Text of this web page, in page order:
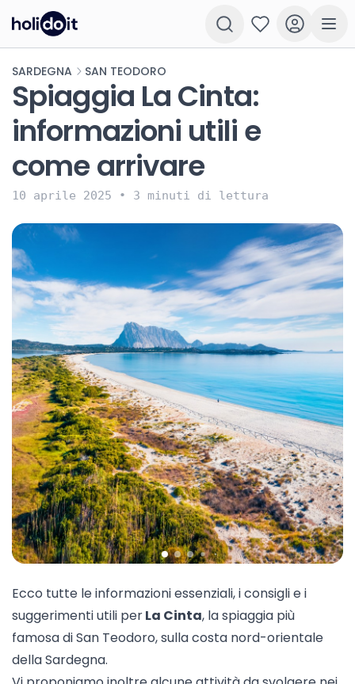
SARDEGNA SAN TEODORO
Spiaggia La Cinta:
informazioni utili e
come arrivare
10 aprile 2025 • 3 minuti di lettura
Ecco tutte le informazioni essenziali, i consigli e i
suggerimenti utili perLa Cinta, la spiaggia più
famosa diSan Teodoro, sulla costa nord-orientale
della Sardegna.